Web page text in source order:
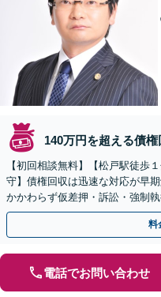
140万円を超える債権
【初回相談無料】【松戸駅徒歩
守】債権回収は迅速な対応が早
かかわらず仮差押・訴訟・強制
ずは弁護士までご相談ください。
料
電話でお問い合わせ